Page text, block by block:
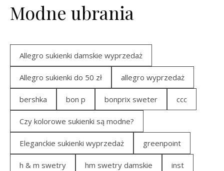
Modne ubrania
Allegro sukienki damskie wyprzedaż
Allegro sukienki do 50 zł allegro wyprzedaż
bershka bon p bonprix sweter ccc
Czy kolorowe sukienki są modne?
Eleganckie sukienki wyprzedaż greenpoint
h & m swetry hm swetry damskie inst